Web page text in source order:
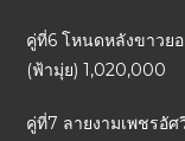
คู่ที่6 โหนดหลังขาวย
(ฟ้ามุ่ย) 1,020,000
คู่ที่7 ลายงามเพชรอั